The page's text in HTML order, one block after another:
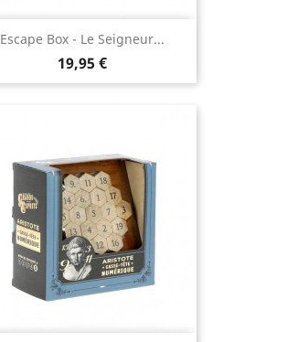
Escape Box - Le Seigneur...
Prix
19,95 €